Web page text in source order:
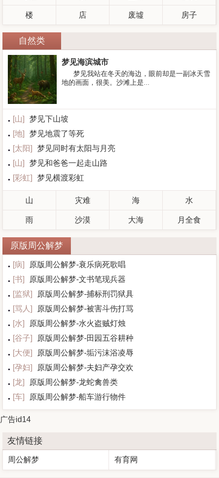
楼 店 废墟 房子
自然类
梦见海滨城市
梦见我站在冬天的海边，眼前却是一副冰天雪
地的画面，很美。沙滩上是...
[山]
梦见下山坡
[地]
梦见地震了等死
[太阳]
梦见同时有太阳与月亮
[山]
梦见和爸爸一起走山路
[彩虹] 梦见横渡彩虹
山 灾难 海 水
雨 沙漠 大海 月全食
原版周公解梦
[病]
原版周公解梦-衰乐病死歌唱
[书]
原版周公解梦-文书笔现兵器
[监狱]
原版周公解梦-捕标刑罚狱具
[骂人 ]
原版周公解梦-被害斗伤打骂
[水]
原版周公解梦-水火盗贼灯烛
[谷子]
原版周公解梦-田园五谷耕种
[大便]
原版周公解梦-垢污沫浴凌辱
[孕妇]
原版周公解梦-夫妇产孕交欢
[龙]
原版周公解梦-龙蛇禽兽类
[车] 原版周公解梦-船车游行物件
广告id14
友情链接
周公解梦 有育网